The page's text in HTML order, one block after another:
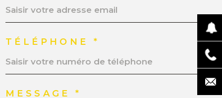
TÉLÉPHONE *
MESSAGE *